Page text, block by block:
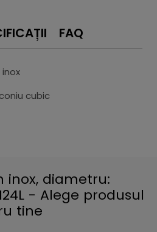
FAQ
cubic
inox, diametru:
- Alege produsul
tine